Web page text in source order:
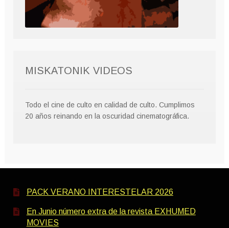
MISKATONIK VIDEOS
Todo el cine de culto en calidad de culto. Cumplimos
20 años reinando en la oscuridad cinematográfica.
PACK VERANO INTERESTELAR 2026
En Junio número extra de la revista EXHUMED
MOVIES